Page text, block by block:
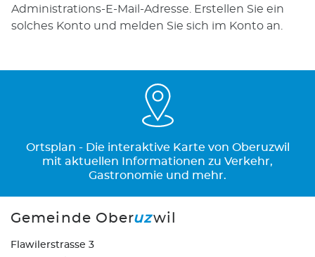
Administrations-E-Mail-Adresse. Erstellen Sie ein
solches Konto und melden Sie sich im Konto an.
Ortsplan - Die interaktive Karte von Oberuzwil
mit aktuellen Informationen zu Verkehr,
Gastronomie und mehr.
Gemeinde Oberuzwil
Flawilerstrasse 3